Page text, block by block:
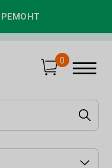
0